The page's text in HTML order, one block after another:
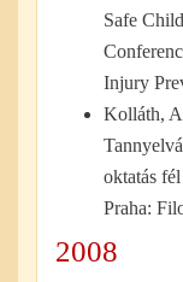
Safe
Injury
Kolláth,
oktatás
Praha:
2008